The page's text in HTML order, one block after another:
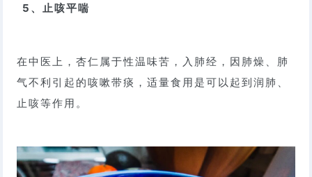
5、止咳平喘
在中医上，杏仁属于性温味苦，入肺经，因肺燥、肺
气不利引起的咳嗽带痰，适量食用是可以起到润肺、
止咳等作用。